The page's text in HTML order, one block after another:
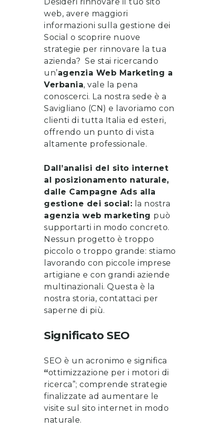
web, avere maggiori
informazioni sulla gestione dei
Social o scoprire nuove
strategie per rinnovare la tua
azienda? Se stai ricercando
un’agenzia Web Marketing a
Verbania, vale la pena
conoscerci. La nostra sede è a
Savigliano (CN) e lavoriamo con
clienti di tutta Italia ed esteri,
offrendo un punto di vista
altamente professionale.
Dall’analisi del sito internet
al posizionamento naturale,
dalle Campagne Ads alla
gestione dei social: la nostra
agenzia web marketing può
supportarti in modo concreto.
Nessun progetto è troppo
piccolo o troppo grande: stiamo
lavorando con piccole imprese
artigiane e con grandi aziende
multinazionali. Questa è la
nostra storia, contattaci per
saperne di più.
Significato SEO
SEO è un acronimo e significa
“ottimizzazione per i motori di
ricerca”; comprende strategie
finalizzate ad aumentare le
visite sul sito internet in modo
naturale.